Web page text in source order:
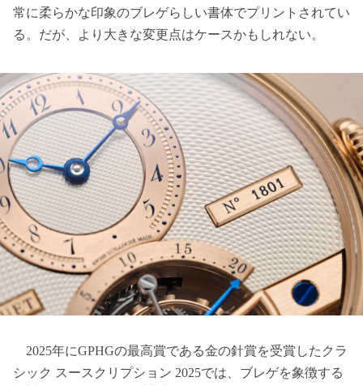
常に柔らかな印象のブレゲらしい書体でプリントされてい
る。だが、より大きな変更点はケースかもしれない。
2025年にGPHGの最高賞である金の針賞を受賞したクラ
シック スースクリプション 2025では、ブレゲを象徴する